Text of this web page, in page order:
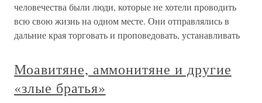
человечества были люди, которые не хотели проводить
всю свою жизнь на одном месте. Они отправлялись в
дальние края торговать и проповедовать, устанавливать
Моавитяне, аммонитяне и другие
«злые братья»